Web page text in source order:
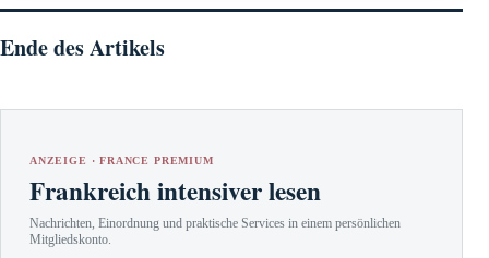
Ende des Artikels
ANZEIGE · FRANCE PREMIUM
Frankreich intensiver lesen
Nachrichten, Einordnung und praktische Services in einem persönlichen
Mitgliedskonto.